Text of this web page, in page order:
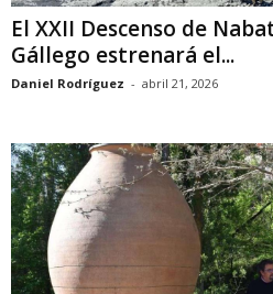
El XXII Descenso de
Gállego estrenará el...
Daniel Rodríguez - abril 21, 2026